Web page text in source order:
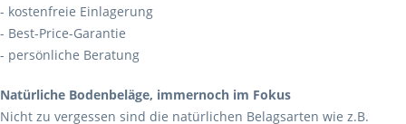
- kostenfreie Einlagerung
- Best-Price-Garantie
- persönliche Beratung
Natürliche Bodenbeläge, immernoch im Fokus
Nicht zu vergessen sind die natürlichen Belagsarten wie z.B.